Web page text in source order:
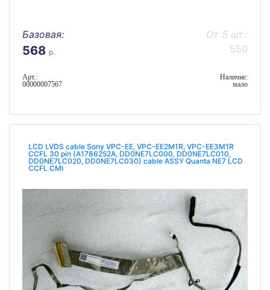
Базовая:
568 р.
От 5 шт.:
550
Арт.:
00000007567
Наличие:
мало
LCD LVDS cable Sony VPC-EE, VPC-EE2M1R, VPC-EE3M1R
CCFL 30 pin (A1786252A, DD0NE7LC000, DD0NE7LC010,
DD0NE7LC020, DD0NE7LC030) cable ASSY Quanta NE7 LCD
CCFL CMI